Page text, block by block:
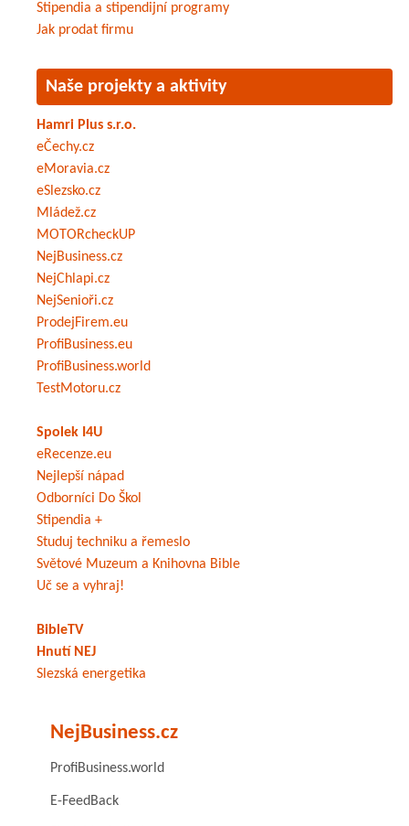
Stipendia a stipendijní programy
Jak prodat firmu
Naše projekty a aktivity
Hamri Plus s.r.o.
eČechy.cz
eMoravia.cz
eSlezsko.cz
Mládež.cz
MOTORcheckUP
NejBusiness.cz
NejChlapi.cz
NejSenioři.cz
ProdejFirem.eu
ProfiBusiness.eu
ProfiBusiness.world
TestMotoru.cz
Spolek I4U
eRecenze.eu
Nejlepší nápad
Odborníci Do Škol
Stipendia +
Studuj techniku a řemeslo
Světové Muzeum a Knihovna Bible
Uč se a vyhraj!
BibleTV
Hnutí NEJ
Slezská energetika
NejBusiness.cz
ProfiBusiness.world
E-FeedBack